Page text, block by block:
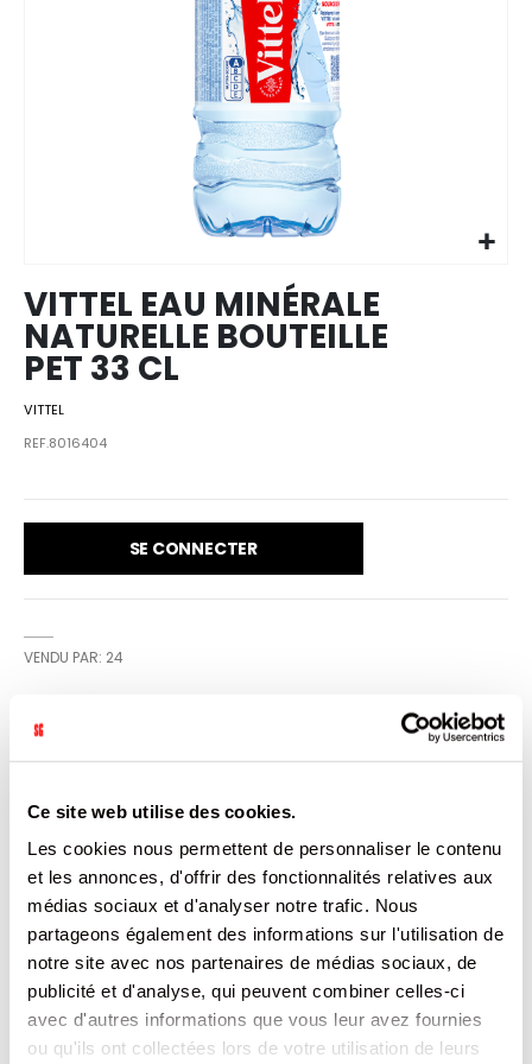
Ce site web utilise des cookies.
Les cookies nous permettent de personnaliser le contenu
et les annonces, d'offrir des fonctionnalités relatives aux
médias sociaux et d'analyser notre trafic. Nous
partageons également des informations sur l'utilisation de
notre site avec nos partenaires de médias sociaux, de
publicité et d'analyse, qui peuvent combiner celles-ci
avec d'autres informations que vous leur avez fournies
ou qu'ils ont collectées lors de votre utilisation de leurs
images
gallery
VITTEL EAU MINÉRALE
NATURELLE BOUTEILLE
PET 33 CL
VITTEL
REF.8016404
SE CONNECTER
VENDU PAR: 24
vous accompagne où que vous soyez, quand vous voulez,
et vous invite à vivre pleinement chaque instant. La
bouteille 33 cl Vittel 100% recyclée est conçue pour
proposer les repas on the go. Elle s'intègre facilement
dans vos formules menu adulte ou enfant !
CARACTÉRISTIQUES
DOCUMENTATION